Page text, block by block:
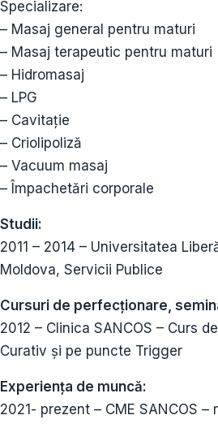
Specializare:
– Masaj general pentru maturi
– Masaj terapeutic pentru maturi
– Hidromasaj
– LPG
– Cavitație
– Criolipoliză
– Vacuum masaj
– Împachetări corporale
Studii:
2011 – 2014 – Universitatea
Moldova, Servicii Publice
Cursuri de perfecționare,
2012 – Clinica SANCOS – Curs
Curativ și pe puncte Trigger
Experiența de muncă:
2021- prezent – CME SANCOS –